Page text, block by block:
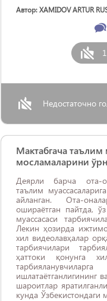
Автор: XAMIDOV ARTUR
Недостаточно
Мактабгача таълим
мосламаларини
Деярли барча ота-
таълим
айланган. Ота-
ошираётган пайтда,
муассасаси
Лекин ҳозирда
хил видеолавҳалар
тарбиячилари
ҳаттоки қонунга
ишлатаётганлигининг
шароитлар
кунда Ўзбекистондаги